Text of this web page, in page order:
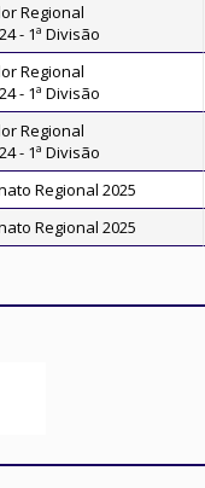
Regional
- 1ª Divisão
Regional
- 1ª Divisão
Regional
- 1ª Divisão
Regional 2025
Regional 2025